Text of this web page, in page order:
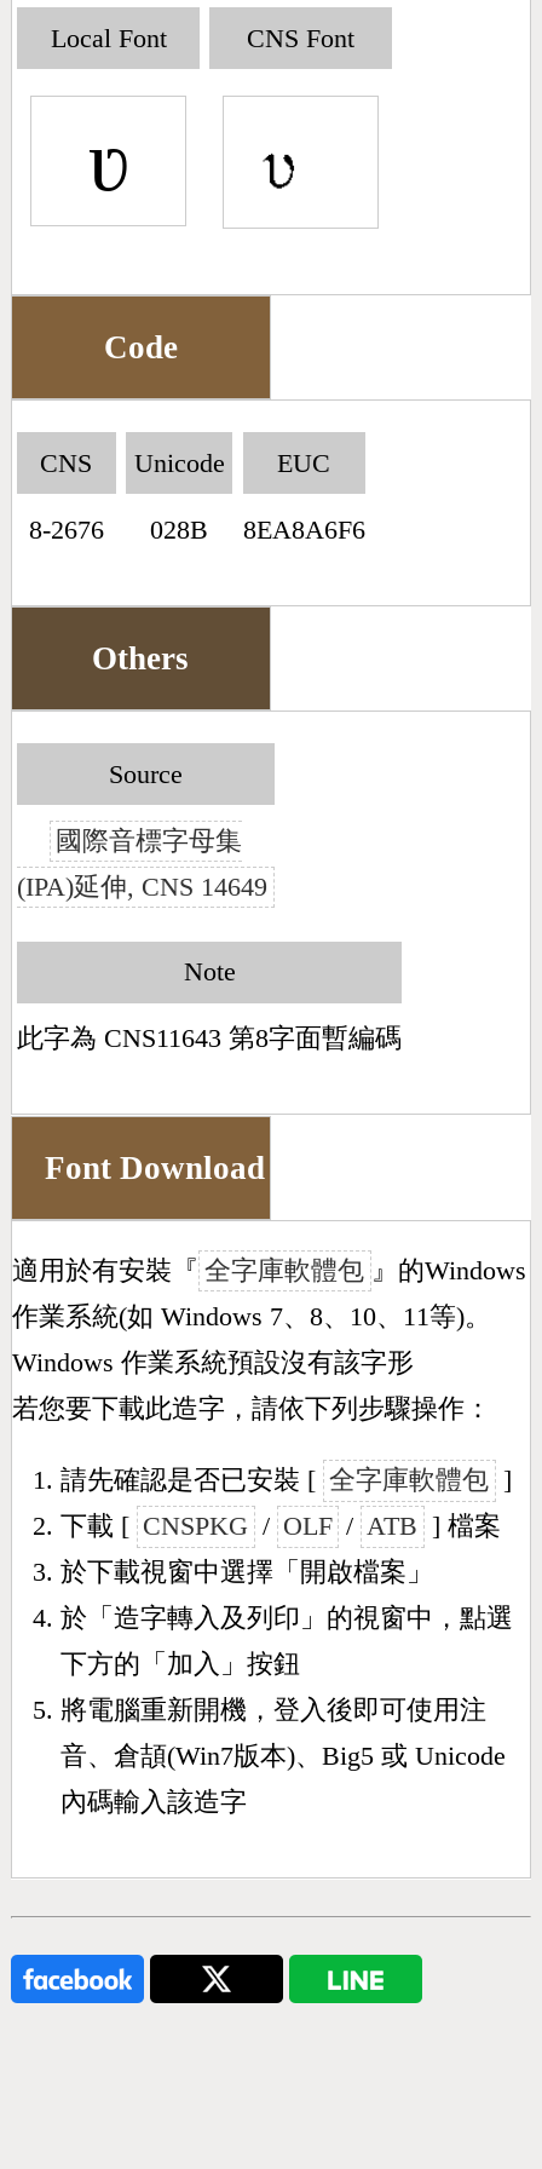
Big5 Query Pinyin Query
Pinyin Word Index
Local Font
ʋ
CNS Font
Code
CNS
8-2676
Unicode
028B
EUC
8EA8A6F6
Others
Source
國際音標字母集
(IPA)延伸, CNS 14649
Note
此字為 CNS11643 第8字面暫編碼
Font Download
適用於有安裝『 全字庫軟體包 』的Windows
作業系統(如 Windows 7、8、10、11等)。
Windows 作業系統預設沒有該字形
若您要下載此造字，請依下列步驟操作：
請先確認是否已安裝 [ 全字庫軟體包 ]
下載 [ CNSPKG / OLF / ATB ] 檔案
於下載視窗中選擇「開啟檔案」
於「造字轉入及列印」的視窗中，點選
下方的「加入」按鈕
將電腦重新開機，登入後即可使用注
音、倉頡(Win7版本)、Big5 或 Unicode
內碼輸入該造字